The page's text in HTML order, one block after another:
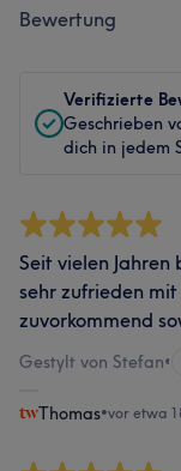
Bewertung
Verifizierte
Geschrieben
dich in jedem
Seit vielen
sehr zufrieden
zuvorkommend
Gestylt von Stefan•
Thomas•vor etwa